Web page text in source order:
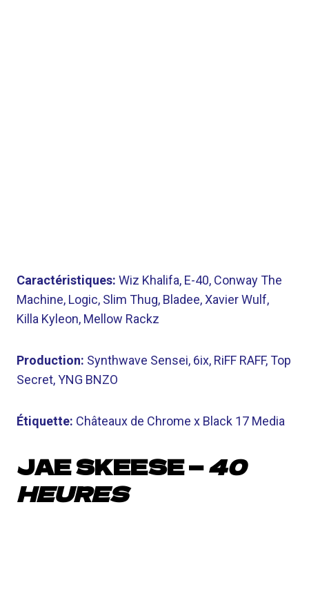
Caractéristiques: Wiz Khalifa, E-40, Conway The
Machine, Logic, Slim Thug, Bladee, Xavier Wulf,
Killa Kyleon, Mellow Rackz
Production: Synthwave Sensei, 6ix, RiFF RAFF, Top
Secret, YNG BNZO
Étiquette: Châteaux de Chrome x Black 17 Media
JAE SKEESE —40
HEURES